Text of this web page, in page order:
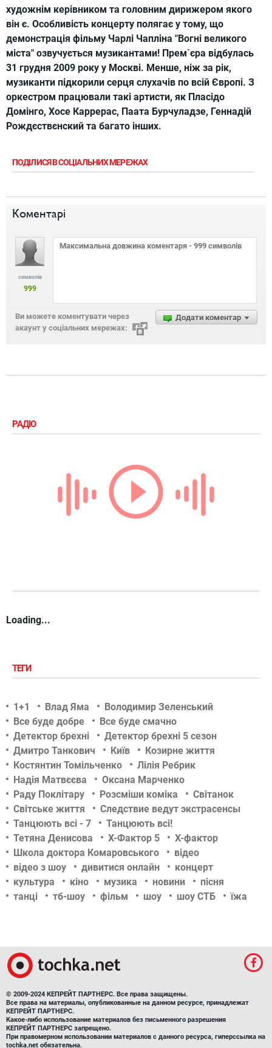
художнім керівником та головним дирижером якого
він є. Особливість концерту полягає у тому, що
демонстрація фільму Чарлі Чапліна "Вогні великого
міста" озвучується музикантами! Прем`єра відбулась
31 грудня 2009 року у Москві. Менше, ніж за рік,
музиканти підкорили серця слухачів по всій Європі. З
оркестром працювали такі артисти, як Пласідо
Домінго, Хосе Каррерас, Паата Бурчуладзе, Геннадій
Рождєствєнский та багато інших.
ПОДІЛИСЯ В СОЦІАЛЬНИХ МЕРЕЖАХ
Коментарі
символів
999
Додати коментар
Ви можете коментувати через
акаунт у соціальних мережах:
РАДІО
Loading...
ТЕГИ
1+1 Влад Яма
Володимир Зеленський
Все буде добре
Все буде смачно
Детектор брехні
Детектор брехні 5 сезон
Дмитро Танкович
Київ
Козирне життя
Костянтин Томільченко
Лілія Ребрик
Надія Матвєєва
Оксана Марченко
Раду Поклітару
Розсміши коміка
Світанок
Світське життя
Следствие ведут экстрасенсы
Танцюють всі - 7
Танцюють всі!
Тетяна Денисова
Х-Фактор 5
Х-фактор
Школа доктора Комаровського
відео
відео з шоу
дивитися онлайн
концерт
культура
кіно музика новини
пісня
танці
тб-шоу фільм шоу шоу СТБ їжа
© 2009-2024 КЕПРЕЙТ ПАРТНЕРС. Все права защищены.
Все права на материалы, опубликованные на данном ресурсе, принадлежат
КЕПРЕЙТ ПАРТНЕРС.
Какое-либо использование материалов без письменного разрешения
КЕПРЕЙТ ПАРТНЕРС запрещено.
При правомерном использовании материалов с данного ресурса, гиперссылка на
tochka.net обязательна.